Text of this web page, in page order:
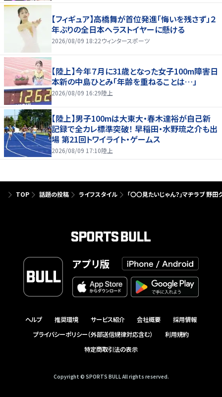
【フィギュア】高橋舞が首位発進「悔いを残さず」２
年ぶりの全日本へラストイヤーに懸ける
2026/08/09 18:22ウィンタースポーツ
【陸上】今年７月に31歳となった女子100m障害日
本新の中島ひとみ「年齢を重ねることは…」
2026/08/09 16:29陸上
【陸上】男子100mは大東大・春木達裕が自己新
記録で全カレ標準突破！ 早稲田・水野琉之介も出
場 第21回トワイライト・ゲームス
2026/08/09 17:10陸上
TOP 話題の投稿 ライフスタイル 「〇〇見たいじゃん？」マヂラブ 野
アプリ版
ヘルプ 推奨環境 サービス紹介 会社概要
採用情報
プライバシーポリシー（外部送信規律対応含む）
利用規約
特定商取引法の表示
Copyright © SPORTS BULL All rights reserved.